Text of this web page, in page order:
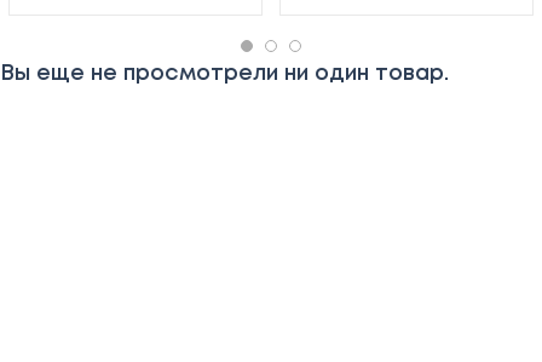
Вы еще не просмотрели ни один товар.